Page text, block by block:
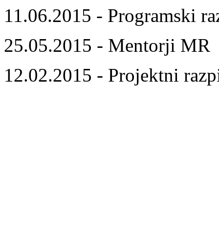
11.06.2015 - Programski
25.05.2015 - Mentorji MR
12.02.2015 - Projektni